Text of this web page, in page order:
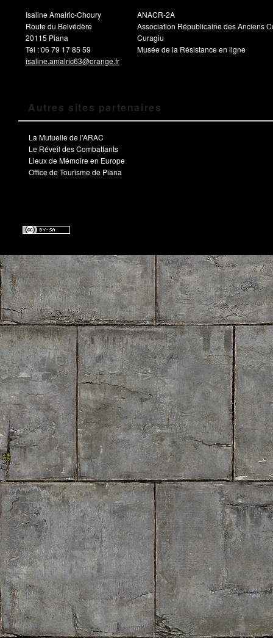
Isaline Amalric-Choury
Route du Belvédère
20115 Piana
Tél : 06 79 17 85 59
isaline.amalric63@orange.fr
ANACR-2A
Association Républicaine des Anciens
Curagiu
Musée de la Résistance en ligne
Autres sites partenaires
La Mutuelle de l'ARAC
Le Réveil des Combattants
Lieux de Mémoire en Europe
Office de Tourisme de Piana